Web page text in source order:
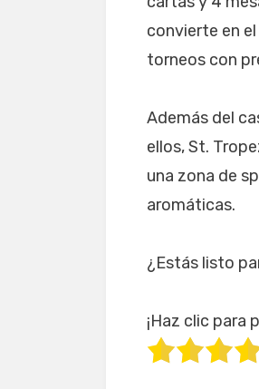
convierte en
torneos con
Además del
ellos, St.
una zona de
aromáticas.
¿Estás listo
¡Haz clic para